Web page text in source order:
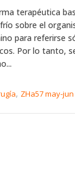
terapéutica
sobre el
para referirse
Por lo tanto,
, ZHa57 may-